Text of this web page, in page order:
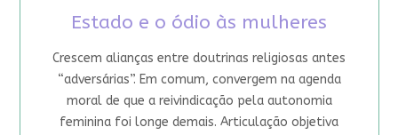
Estado e o ódio às mulheres
Crescem alianças entre doutrinas religiosas antes
“adversárias”. Em comum, convergem na agenda
moral de que a reivindicação pela autonomia
feminina foi longe demais. Articulação objetiva